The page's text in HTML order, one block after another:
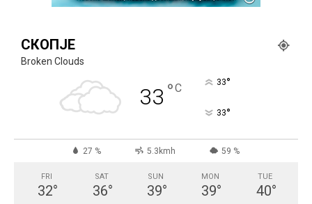
СКОПЈЕ
Broken Clouds
33 °C 33°
33°
27 % 5.3kmh 59 %
FRI
32°
SAT
36°
SUN
39°
MON
39°
TUE
40°